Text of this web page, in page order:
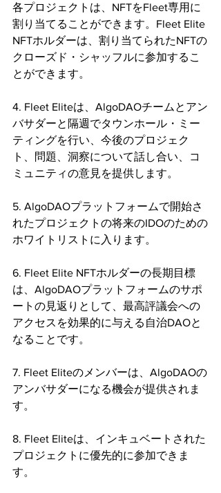
各プロジェクトは、NFTをFleet専用に
割り当てることができます。Fleet Elite
NFTホルダーは、割り当てられたNFTの
クローズド・シャッフルに参加するこ
とができます。
4. Fleet Eliteは、AlgoDAOチームとアン
バサダーと隔週でタウンホール・ミー
ティングを行い、今後のプロジェク
ト、問題、洞察について話し合い、コ
ミュニティの意見を提供します。
5. AlgoDAOプラットフォームで開始さ
れたプロジェクトの将来のIDOのための
ホワイトリストに入ります。
6. Fleet Elite NFTホルダーの長期目標
は、AlgoDAOプラットフォームのサポ
ートの見返りとして、最高評議会への
アクセスを効果的に与える自治DAOと
なることです。
7. Fleet Eliteのメンバーは、AlgoDAOの
アンバサダーになる機会が提供されま
す。
8. Fleet Eliteは、インキュベートされた
プロジェクトに優先的に参加できま
す。